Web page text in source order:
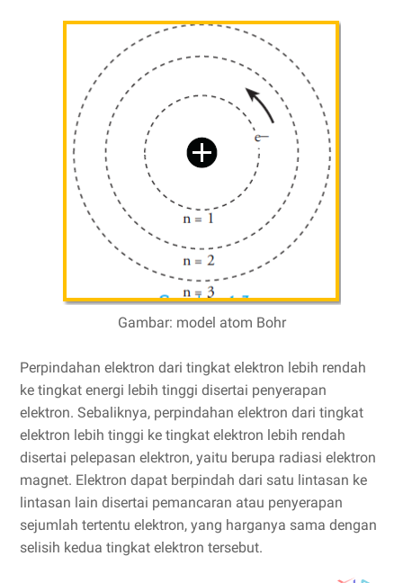
Gambar: model atom Bohr
Perpindahan elektron dari tingkat elektron lebih rendah
ke tingkat energi lebih tinggi disertai penyerapan
elektron. Sebaliknya, perpindahan elektron dari tingkat
elektron lebih tinggi ke tingkat elektron lebih rendah
disertai pelepasan elektron, yaitu berupa radiasi elektron
magnet. Elektron dapat berpindah dari satu lintasan ke
lintasan lain disertai pemancaran atau penyerapan
sejumlah tertentu elektron, yang harganya sama dengan
selisih kedua tingkat elektron tersebut.